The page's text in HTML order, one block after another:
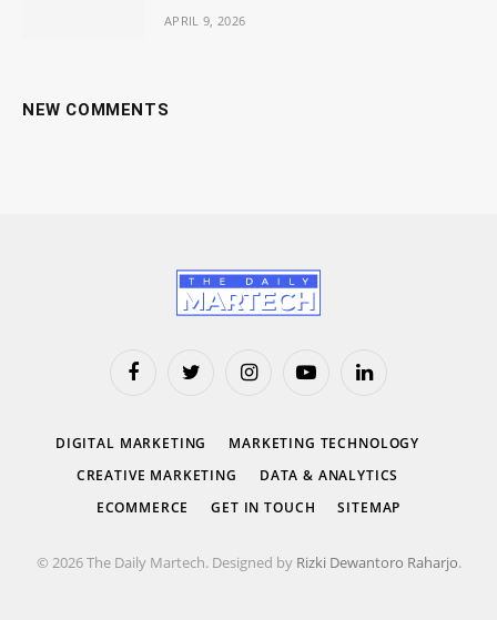
APRIL 9, 2026
NEW COMMENTS
FacebookTwitter InstagramYouTubeLinkedIn
DIGITAL MARKETING
MARKETING TECHNOLOGY
CREATIVE MARKETING
DATA & ANALYTICS
ECOMMERCE
GET IN TOUCH SITEMAP
© 2026 The Daily Martech. Designed by Rizki Dewantoro Raharjo.